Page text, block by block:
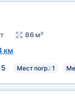
86 м³
км
5 Мест погр.: 1